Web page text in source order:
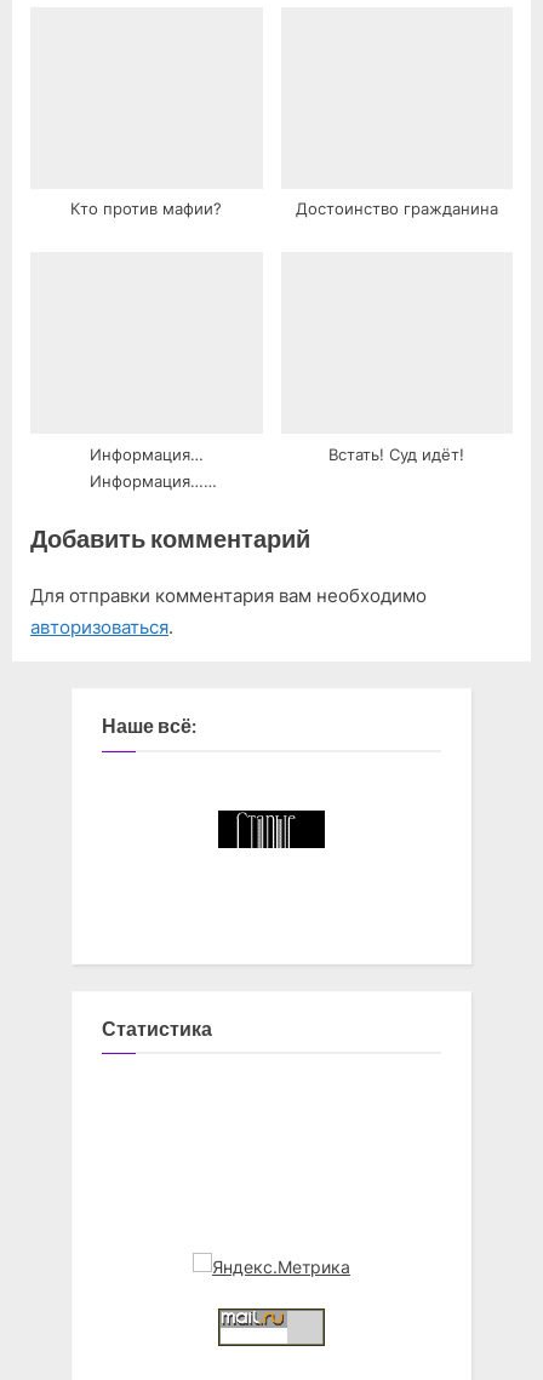
Кто против мафии? Достоинство гражданина
Информация…
Информация…
Встать! Суд идёт!
Добавить комментарий
Для отправки комментария вам необходимо
авторизоваться.
Наше всё:
Статистика